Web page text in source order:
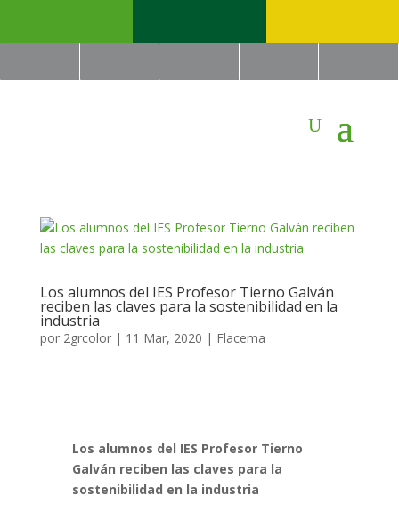
Los alumnos del IES Profesor Tierno Galván
reciben las claves para la sostenibilidad en la
industria
por 2grcolor| 11 Mar, 2020 | Flacema
Los alumnos del IES Profesor Tierno
Galván reciben las claves para la
sostenibilidad en la industria